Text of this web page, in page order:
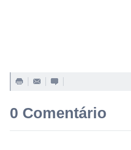
0 Comentário